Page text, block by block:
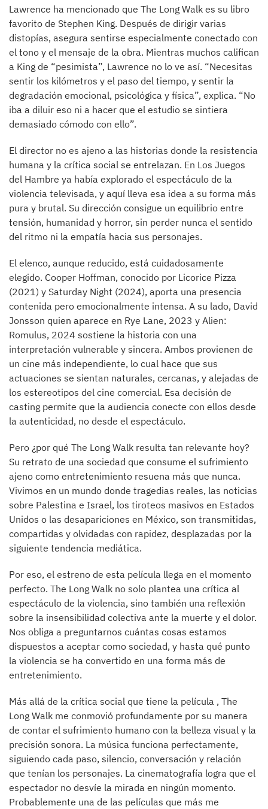
Lawrence ha mencionado que The Long Walk es su libro
favorito de Stephen King. Después de dirigir varias
distopías, asegura sentirse especialmente conectado con
el tono y el mensaje de la obra. Mientras muchos califican
a King de “pesimista”, Lawrence no lo ve así. “Necesitas
sentir los kilómetros y el paso del tiempo, y sentir la
degradación emocional, psicológica y física”, explica. “No
iba a diluir eso ni a hacer que el estudio se sintiera
demasiado cómodo con ello”.
El director no es ajeno a las historias donde la resistencia
humana y la crítica social se entrelazan. En Los Juegos
del Hambre ya había explorado el espectáculo de la
violencia televisada, y aquí lleva esa idea a su forma más
pura y brutal. Su dirección consigue un equilibrio entre
tensión, humanidad y horror, sin perder nunca el sentido
del ritmo ni la empatía hacia sus personajes.
El elenco, aunque reducido, está cuidadosamente
elegido. Cooper Hoffman, conocido por Licorice Pizza
(2021) y Saturday Night (2024), aporta una presencia
contenida pero emocionalmente intensa. A su lado, David
Jonsson quien aparece en Rye Lane, 2023 y Alien:
Romulus, 2024 sostiene la historia con una
interpretación vulnerable y sincera. Ambos provienen de
un cine más independiente, lo cual hace que sus
actuaciones se sientan naturales, cercanas, y alejadas de
los estereotipos del cine comercial. Esa decisión de
casting permite que la audiencia conecte con ellos desde
la autenticidad, no desde el espectáculo.
Pero ¿por qué The Long Walk resulta tan relevante hoy?
Su retrato de una sociedad que consume el sufrimiento
ajeno como entretenimiento resuena más que nunca.
Vivimos en un mundo donde tragedias reales, las noticias
sobre Palestina e Israel, los tiroteos masivos en Estados
Unidos o las desapariciones en México, son transmitidas,
compartidas y olvidadas con rapidez, desplazadas por la
siguiente tendencia mediática.
Por eso, el estreno de esta película llega en el momento
perfecto. The Long Walk no solo plantea una crítica al
espectáculo de la violencia, sino también una reflexión
sobre la insensibilidad colectiva ante la muerte y el dolor.
Nos obliga a preguntarnos cuántas cosas estamos
dispuestos a aceptar como sociedad, y hasta qué punto
la violencia se ha convertido en una forma más de
entretenimiento.
Más allá de la crítica social que tiene la película , The
Long Walk me conmovió profundamente por su manera
de contar el sufrimiento humano con la belleza visual y la
precisión sonora. La música funciona perfectamente,
siguiendo cada paso, silencio, conversación y relación
que tenían los personajes. La cinematografía logra que el
espectador no desvíe la mirada en ningún momento.
Probablemente una de las películas que más me